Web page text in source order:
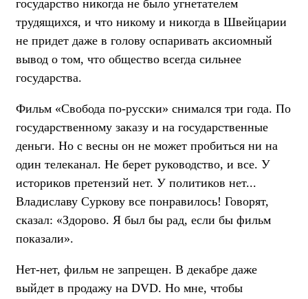
государство никогда не было угнетателем
трудящихся, и что никому и никогда в Швейцарии
не придет даже в голову оспаривать аксиомный
вывод о том, что общество всегда сильнее
государства.
Фильм «Свобода по-русски» снимался три года. По
государственному заказу и на государственные
деньги. Но с весны он не может пробиться ни на
один телеканал. Не берет руководство, и все. У
историков претензий нет. У политиков нет...
Владиславу Суркову все понравилось! Говорят,
сказал: «Здорово. Я был бы рад, если бы фильм
показали».
Нет-нет, фильм не запрещен. В декабре даже
выйдет в продажу на DVD. Но мне, чтобы